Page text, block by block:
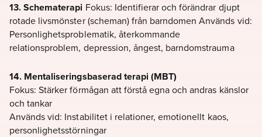
13. Schematerapi Fokus: Identifierar och förändrar djupt
rotade livsmönster (scheman) från barndomen Används vid:
Personlighetsproblematik, återkommande
relationsproblem, depression, ångest, barndomstrauma
14. Mentaliseringsbaserad terapi (MBT)
Fokus: Stärker förmågan att förstå egna och andras känslor
och tankar
Används vid: Instabilitet i relationer, emotionellt kaos,
personlighetsstörningar